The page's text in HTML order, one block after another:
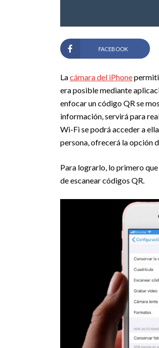
FACEBOOK
Lacámara del iPhone
era posible mediante
enfocar un código QR se
información, servirá para
Wi-Fi se podrá acceder a
persona, ofrecerá la opción
Para lograrlo, lo primero
de escanear códigos QR.